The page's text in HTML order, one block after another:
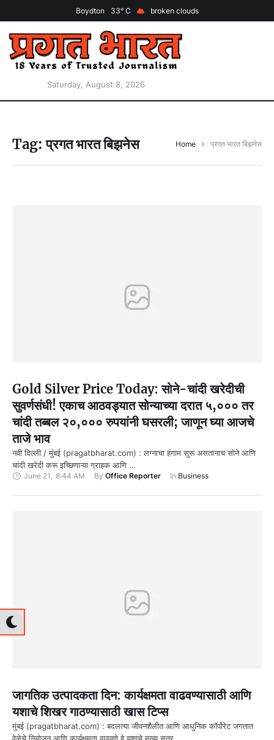
Boydton 33 broken clouds
Saturday, August 8, 2026
Tag:प्रगत भारत बिझनेस Home प्रगत भारत बिझनेस
Gold Silver Price Today: सोने-चांदी खरेदीची
सुवर्णसंधी! एकाच आठवड्यात सोन्याच्या दरात ५,००० तर
चांदी तब्बल २०,००० रुपयांनी घसरली; जाणून घ्या आजचे
ताजे भाव
नवी दिल्ली / मुंबई (pragatbharat.com) : लग्नाचा हंगाम सुरू असतानाच सोने आणि
चांदी खरेदी करू इच्छिणाऱ्या ग्राहक आणि …
June 21 , 8:44 AM By Office Reporter In Business
जागतिक उत्पादकता दिन: कार्यक्षमता वाढवण्यासाठी आणि
यशाचे शिखर गाठण्यासाठी खास टिप्स
मुंबई (pragatbharat.com) : बदलत्या जीवनशैलीत आणि आधुनिक कॉर्पोरेट जगतात
वेळेचे नियोजन आणि कार्यक्षमता वाढवणे हे यशाचे मुख्य सूत्र …